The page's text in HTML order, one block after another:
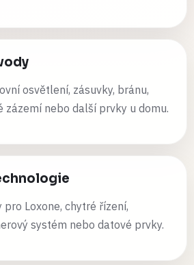
osvětlení, zásuvky, bránu,
zázemí nebo další prvky u domu.
pro Loxone, chytré řízení,
systém nebo datové prvky.